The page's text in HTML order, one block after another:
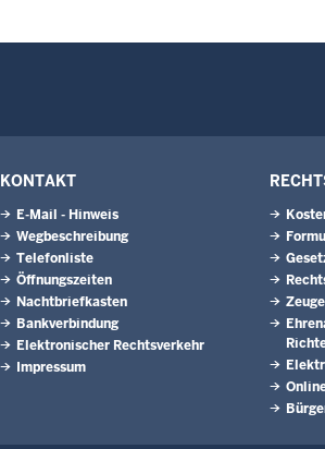
KONTAKT
E-Mail - Hinweis
Wegbeschreibung
Telefonliste
Öffnungszeiten
Nachtbriefkasten
Bankverbindung
Elektronischer Rechtsverkehr
Impressum